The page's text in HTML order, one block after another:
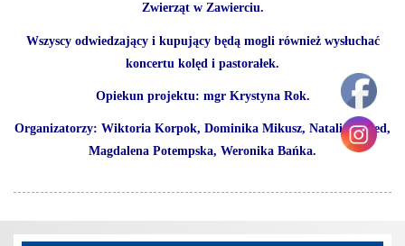
Zwierząt w Zawierciu.
Wszyscy odwiedzający i kupujący będą mogli również wysłuchać
koncertu kolęd i pastorałek.
Opiekun projektu: mgr Krystyna Rok.
Organizatorzy: Wiktoria Korpok, Dominika Mikusz, Natalia Szwed,
Magdalena Potempska, Weronika Bańka.